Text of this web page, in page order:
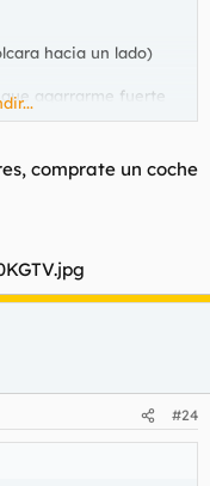
hacia un lado)
agarrarme fuerte
-por otra parte-
adrede para que
comprate un coche
#24